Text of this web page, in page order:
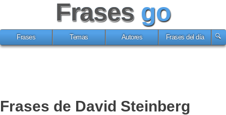
Frases go
Frases Temas Autores Frases del día
Frases de David Steinberg